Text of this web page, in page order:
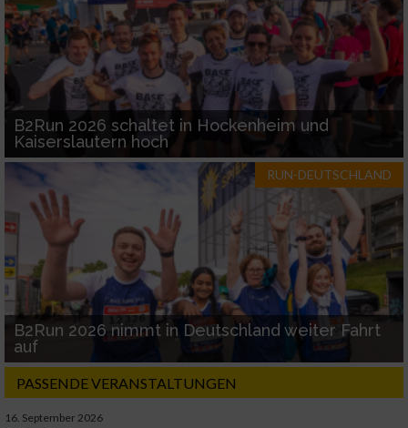
B2Run 2026 schaltet in Hockenheim und
Kaiserslautern hoch
RUN-DEUTSCHLAND
B2Run 2026 nimmt in Deutschland weiter Fahrt
auf
PASSENDE VERANSTALTUNGEN
16. September 2026